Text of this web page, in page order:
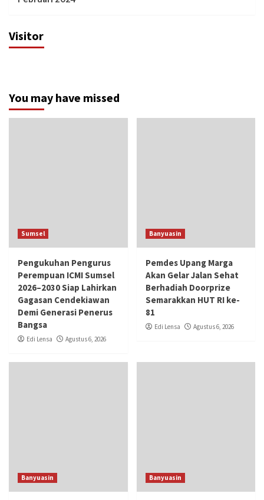
Visitor
You may have missed
Sumsel
Pengukuhan Pengurus
Perempuan ICMI Sumsel
2026–2030 Siap Lahirkan
Gagasan Cendekiawan
Demi Generasi Penerus
Bangsa
Edi Lensa Agustus 6, 2026
Banyuasin
Pemdes Upang Marga
Akan Gelar Jalan Sehat
Berhadiah Doorprize
Semarakkan HUT RI ke-
81
Edi Lensa Agustus 6, 2026
Banyuasin Banyuasin